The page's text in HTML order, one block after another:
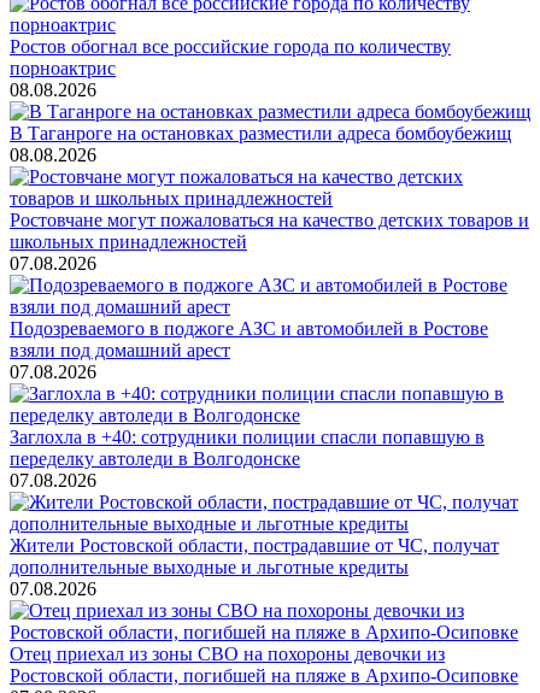
Ростов обогнал все российские города по количеству
порноактрис
08.08.2026
В Таганроге на остановках разместили адреса бомбоубежищ
08.08.2026
Ростовчане могут пожаловаться на качество детских товаров и
школьных принадлежностей
07.08.2026
Подозреваемого в поджоге АЗС и автомобилей в Ростове
взяли под домашний арест
07.08.2026
Заглохла в +40: сотрудники полиции спасли попавшую в
переделку автоледи в Волгодонске
07.08.2026
Жители Ростовской области, пострадавшие от ЧС, получат
дополнительные выходные и льготные кредиты
07.08.2026
Отец приехал из зоны СВО на похороны девочки из
Ростовской области, погибшей на пляже в Архипо-Осиповке